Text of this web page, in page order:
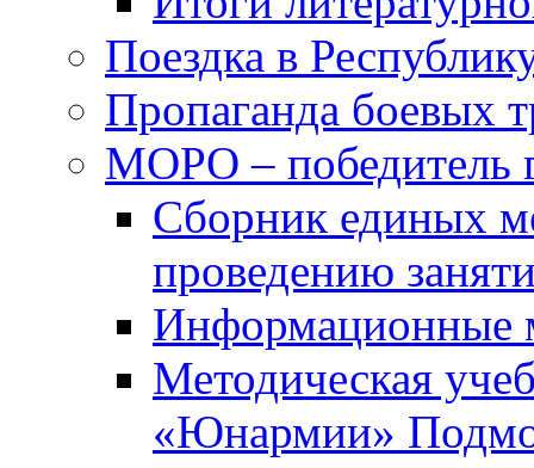
Поездка в
Пропаганда боевых
МОРО – победитель
Сборник единых
проведению
Информационные
Методическая
«Юнармии»